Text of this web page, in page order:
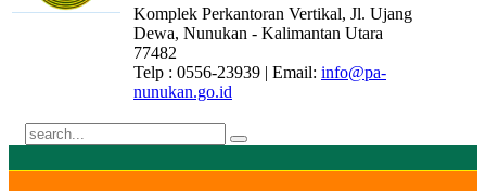
Komplek Perkantoran Vertikal, Jl. Ujang
Dewa, Nunukan - Kalimantan Utara
77482
Telp : 0556-23939 | Email: info@pa-
nunukan.go.id